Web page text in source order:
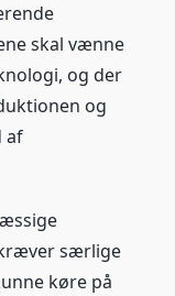
skal vænne
og der
og
af
særlige
køre på